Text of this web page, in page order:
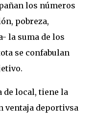
los números
pobreza,
la suma de los
se confabulan
de local, tiene la
ventaja deportivsa